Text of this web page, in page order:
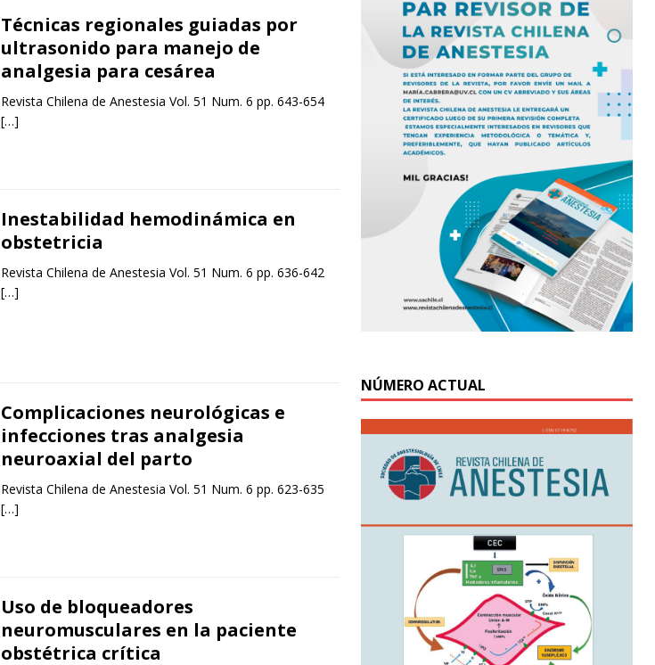
Técnicas regionales guiadas por
ultrasonido para manejo de
analgesia para cesárea
Revista Chilena de Anestesia Vol. 51 Num. 6 pp. 643-654
[…]
Inestabilidad hemodinámica en
obstetricia
Revista Chilena de Anestesia Vol. 51 Num. 6 pp. 636-642
[…]
Complicaciones neurológicas e
infecciones tras analgesia
neuroaxial del parto
Revista Chilena de Anestesia Vol. 51 Num. 6 pp. 623-635
[…]
Uso de bloqueadores
neuromusculares en la paciente
obstétrica crítica
NÚMERO ACTUAL